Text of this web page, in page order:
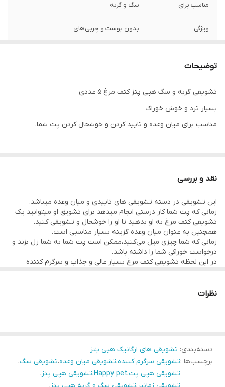
مناسب برای سگ و گربه
ویژگی بدون پوست و چربی‌های
توضیحات
تشویقی گربه و سگ هپی پتز کتف مرغ ۵ عددی
بسیار ترد و خوش خوراک
مناسب برای میان وعده و تایید کردن و خوشحال کردن پت شما.
نقد و بررسی
این تشویقی در دسته تشویقی های تاییدی و میان وعده میباشد.
زمانی که پت شما کار درستی انجام میدهد برای تشویق او میتوانید یک
تشویقی کتف مرغ به او بدهید تا او را خوشحال و تشویقی کنید.
همچنین به عنوان میان وعده گزینه بسیار مناسبی است.
زمانی که شما چیزی میل می‌کنید،ممکن است پت شما به شما زل بزند و
درخواست خوراکی شما را داشته باشد.
در این لحظه تشویقی کتف مرغ بسیار عالی و جذاب و سرگرم کننده
این تشویقی هیچگونه مواد افزودنی و نگهدارنده ای ندارد.
ویتامین C
ویتامین B1 (تیامین)
نظرات
دسته‌بندی: تشویقی های ارگانیک هپی پتز
برچسب‌ها :تشویقی سرگرم کننده،تشویقی میان وعده،تشویقی سگ،
تشویقی هپی پت،Happy pet،تشویقی هپی پتز،